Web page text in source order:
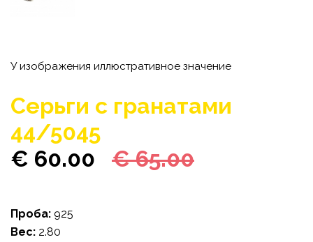
У изображения иллюстративное значение
Серьги с гранатами
44/5045
€ 60.00 € 65.00
Проба: 925
Bес: 2.80